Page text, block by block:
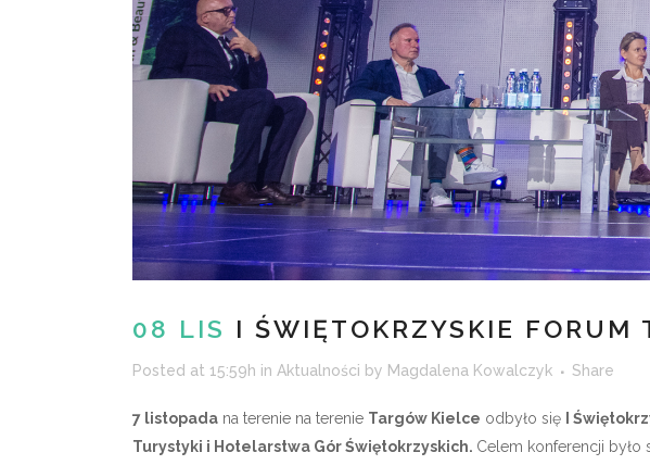
08 LIS I ŚWIĘTOKRZYSKIE FORUM
Posted at 15:59h in Aktualności by Magdalena Kowalczyk Share
7 listopada na terenie na terenie Targów Kielce odbyło się I
Turystyki i Hotelarstwa Gór Świętokrzyskich. Celem konferencji